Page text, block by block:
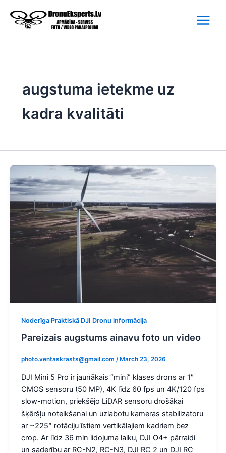
content
augstuma ietekme uz
kadra kvalitāti
Noderīga Praktiskā DJI Dronu informācija
Pareizais augstums ainavu foto un video
photo.ventaskrasts@gmail.com / March 23, 2026
DJI Mini 5 Pro ir jaunākais “mini” klases drons ar 1″
CMOS sensoru (50 MP), 4K līdz 60 fps un 4K/120 fps
slow-motion, priekšējo LiDAR sensoru drošākai
šķēršļu noteikšanai un uzlabotu kameras stabilizatoru
ar ~225° rotāciju īstiem vertikālajiem kadriem bez
crop. Ar līdz 36 min lidojuma laiku, DJI O4+ pārraidi
un saderību ar RC-N2, RC-N3, DJI RC 2 un DJI RC